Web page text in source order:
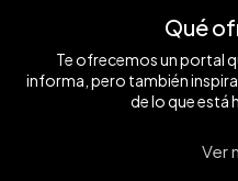
Qué
Te ofrecemos un portal
informa, pero también
de lo que está
Ver